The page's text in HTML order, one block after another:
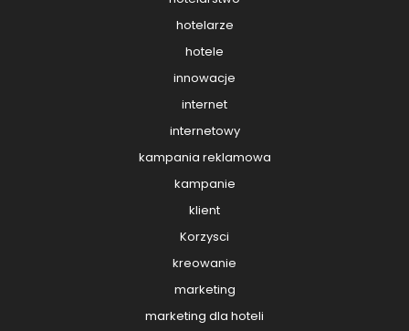
hotelarze
hotele
innowacje
internet
internetowy
kampania reklamowa
kampanie
klient
Korzysci
kreowanie
marketing
marketing dla hoteli